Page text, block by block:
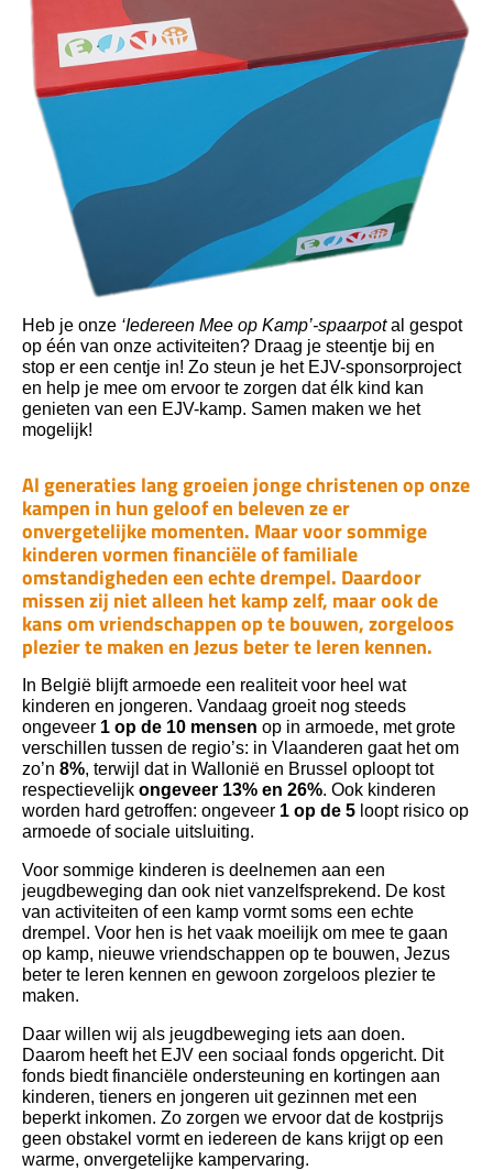
Heb je onze ‘Iedereen Mee op Kamp’-spaarpotal gespot
op één van onze activiteiten? Draag je steentje bij en
stop er een centje in! Zo steun je het EJV-sponsorproject
en help je mee om ervoor te zorgen dat élk kind kan
genieten van een EJV-kamp. Samen maken we het
mogelijk!
Al generaties lang groeien jonge christenen op onze
kampen in hun geloof en beleven ze er
onvergetelijke momenten. Maar voor sommige
kinderen vormen financiële of familiale
omstandigheden een echte drempel. Daardoor
missen zij niet alleen het kamp zelf, maar ook de
kans om vriendschappen op te bouwen, zorgeloos
plezier te maken en Jezus beter te leren kennen.
In België blijft armoede een realiteit voor heel wat
kinderen en jongeren. Vandaag groeit nog steeds
ongeveer 1 op de 10 mensen op in armoede, met grote
verschillen tussen de regio’s: in Vlaanderen gaat het om
zo’n 8%, terwijl dat in Wallonië en Brussel oploopt tot
respectievelijk ongeveer 13% en 26%. Ook kinderen
worden hard getroffen: ongeveer 1 op de 5 loopt risico op
armoede of sociale uitsluiting.
Voor sommige kinderen is deelnemen aan een
jeugdbeweging dan ook niet vanzelfsprekend. De kost
van activiteiten of een kamp vormt soms een echte
drempel. Voor hen is het vaak moeilijk om mee te gaan
op kamp, nieuwe vriendschappen op te bouwen, Jezus
beter te leren kennen en gewoon zorgeloos plezier te
maken.
Daar willen wij als jeugdbeweging iets aan doen.
Daarom heeft het EJV een sociaal fonds opgericht. Dit
fonds biedt financiële ondersteuning en kortingen aan
kinderen, tieners en jongeren uit gezinnen met een
beperkt inkomen. Zo zorgen we ervoor dat de kostprijs
geen obstakel vormt en iedereen de kans krijgt op een
warme, onvergetelijke kampervaring.